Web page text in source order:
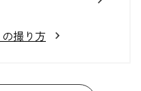
撮り方